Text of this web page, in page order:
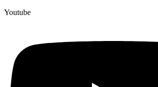
Youtube